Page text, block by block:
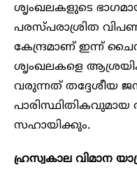
ശൃംഖലകളുടെ
പരസ്പരാശ്രിത
കേന്ദ്രമാണ് ഇന്ന്
ശൃംഖലകളെ
വരുന്നത് തദ്ദേശീയ
സഹായിക്കും.
ഹ്രസ്വകാല വിമാന